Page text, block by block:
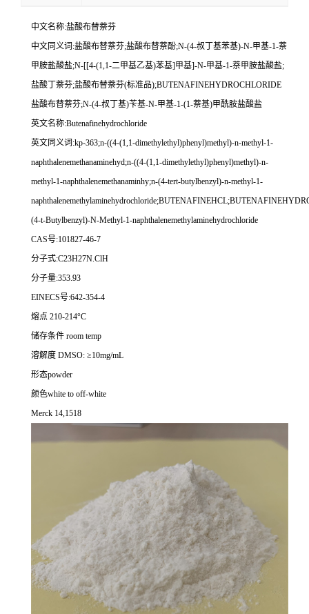
中文名称:盐酸布替萘芬
中文同义词:盐酸布替萘芬;盐酸布替萘酚;N-(4-叔丁基苯基)-N-甲基-1-萘
甲胺盐酸盐;N-[[4-(1,1-二甲基乙基)苯基]甲基]-N-甲基-1-萘甲胺盐酸盐;
盐酸丁萘芬;盐酸布替萘芬(标准品);BUTENAFINEHYDROCHLORIDE
盐酸布替萘芬;N-(4-叔丁基)苄基-N-甲基-1-(1-萘基)甲酰胺盐酸盐
英文名称:Butenafinehydrochloride
英文同义词:kp-363;n-((4-(1,1-dimethylethyl)phenyl)methyl)-n-methyl-1-
naphthalenemethanaminehyd;n-((4-(1,1-dimethylethyl)phenyl)methyl)-n-
methyl-1-naphthalenemethanaminhy;n-(4-tert-butylbenzyl)-n-methyl-1-
(4-t-Butylbenzyl)-N-Methyl-1-naphthalenemethylaminehydrochloride
CAS号:101827-46-7
分子式:C23H27N.ClH
分子量:353.93
EINECS号:642-354-4
熔点 210-214°C
储存条件 room temp
溶解度 DMSO: ≥10mg/mL
形态powder
颜色white to off-white
Merck 14,1518